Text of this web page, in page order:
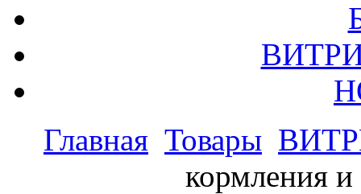
Главная Товары
кормления и